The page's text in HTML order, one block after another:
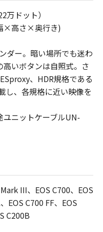
ドット）
×高さ×奥行き)
ダー。暗い場所でも迷わ
いボタンは自照式。さ
、HDR規格である
し、各規格に近い映像を
ニットケーブルUN-
III、EOS C700、EOS
EOS C700 FF、EOS
C200B